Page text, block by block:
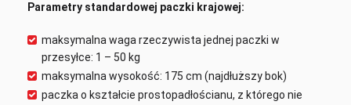
Parametry standardowej paczki krajowej:
maksymalna waga rzeczywista jednej paczki w
przesyłce: 1 – 50 kg
maksymalna wysokość: 175 cm (najdłuższy bok)
paczka o kształcie prostopadłościanu, z którego nie